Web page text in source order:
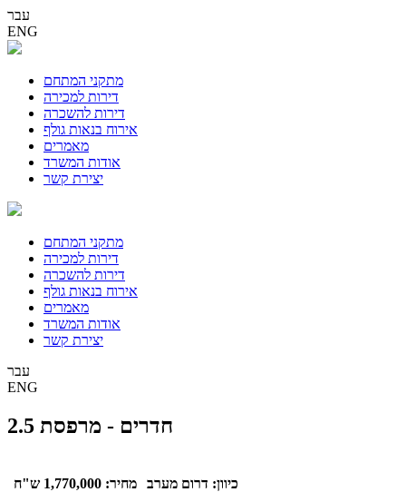
עבר
ENG
מתקני המתחם
דירות למכירה
דירות להשכרה
אירוח בנאות גולף
מאמרים
אודות המשרד
יצירת קשר
מתקני המתחם
דירות למכירה
דירות להשכרה
אירוח בנאות גולף
מאמרים
אודות המשרד
יצירת קשר
עבר
ENG
2.5 חדרים - מרפסת
מחיר: 1,770,000 ש"ח כיוון: דרום מערב